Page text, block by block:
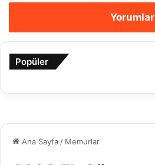
Yorumlar
Popüler